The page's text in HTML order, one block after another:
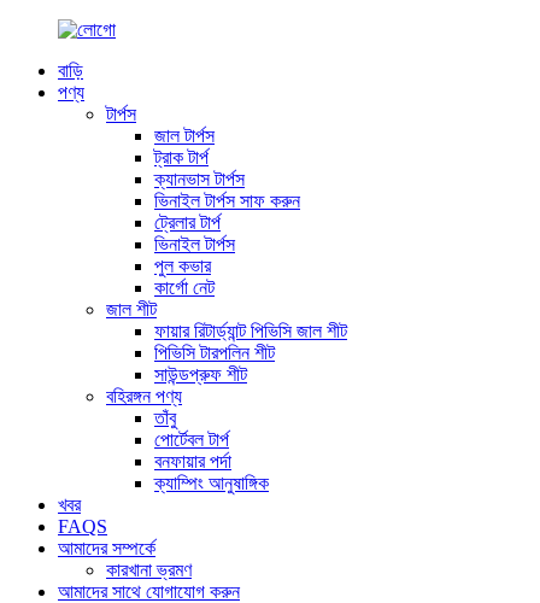
বাড়ি
পণ্য
টার্পস
জাল টার্পস
ট্রাক টার্প
ক্যানভাস টার্পস
ভিনাইল টার্পস সাফ করুন
ট্রেলার টার্প
ভিনাইল টার্পস
পুল কভার
কার্গো নেট
জাল শীট
ফায়ার রিটার্ড্যান্ট পিভিসি জাল শীট
পিভিসি টারপলিন শীট
সাউন্ডপ্রুফ শীট
বহিরঙ্গন পণ্য
তাঁবু
পোর্টেবল টার্প
বনফায়ার পর্দা
ক্যাম্পিং আনুষাঙ্গিক
খবর
FAQS
আমাদের সম্পর্কে
কারখানা ভ্রমণ
আমাদের সাথে যোগাযোগ করুন